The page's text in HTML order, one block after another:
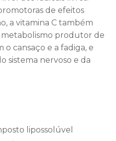
de efeitos
a vitamina C também
produtor de
o cansaço e a fadiga, e
sistema nervoso e da
lipossolúvel